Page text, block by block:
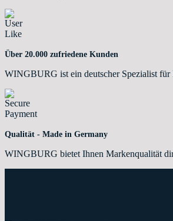
Über 20.000 zufriedene Kunden
WINGBURG ist ein deutscher Spezialist für
Qualität - Made in Germany
WINGBURG bietet Ihnen Markenqualität